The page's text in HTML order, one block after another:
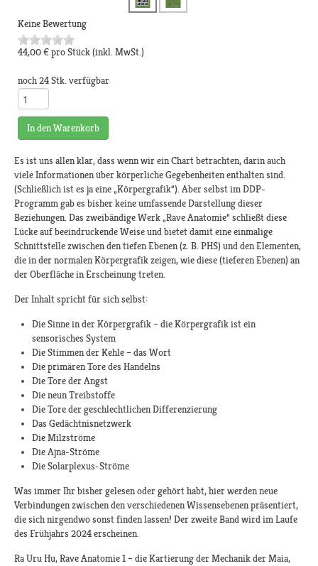
Keine Bewertung
44,00 €pro Stück(inkl. MwSt.)
noch 24 Stk. verfügbar
In den Warenkorb
Es ist uns allen klar, dass wenn wir ein Chart betrachten, darin auch
viele Informationen über körperliche Gegebenheiten enthalten sind.
(Schließlich ist es ja eine „Körpergrafik“). Aber selbst im DDP-
Programm gab es bisher keine umfassende Darstellung dieser
Beziehungen. Das zweibändige Werk „Rave Anatomie“ schließt diese
Lücke auf beeindruckende Weise und bietet damit eine einmalige
Schnittstelle zwischen den tiefen Ebenen (z. B. PHS) und den Elementen,
die in der normalen Körpergrafik zeigen, wie diese (tieferen Ebenen) an
der Oberfläche in Erscheinung treten.
Der Inhalt spricht für sich selbst:
Die Sinne in der Körpergrafik – die Körpergrafik ist ein
sensorisches System
Die Stimmen der Kehle – das Wort
Die primären Tore des Handelns
Die Tore der Angst
Die neun Treibstoffe
Die Tore der geschlechtlichen Differenzierung
Das Gedächtnisnetzwerk
Die Milzströme
Die Ajna-Ströme
Die Solarplexus-Ströme
Was immer Ihr bisher gelesen oder gehört habt, hier werden neue
Verbindungen zwischen den verschiedenen Wissensebenen präsentiert,
die sich nirgendwo sonst finden lassen! Der zweite Band wird im Laufe
des Frühjahrs 2024 erscheinen.
Ra Uru Hu, Rave Anatomie 1 – die Kartierung der Mechanik der Maia,